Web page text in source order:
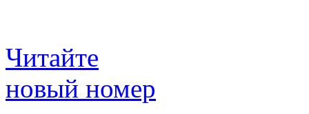
Читайте
новый номер